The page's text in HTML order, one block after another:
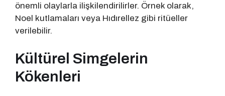
önemli olaylarla ilişkilendirilirler. Örnek olarak,
Noel kutlamaları veya Hıdırellez gibi ritüeller
verilebilir.
Kültürel Simgelerin
Kökenleri